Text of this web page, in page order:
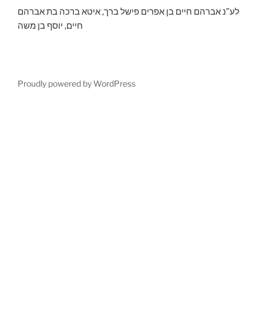
לע”נ אברהם חיים בן אפרים פישל ברך, איטא ברכה בת אברהם
חיים, יוסף בן משה
Proudly powered by WordPress